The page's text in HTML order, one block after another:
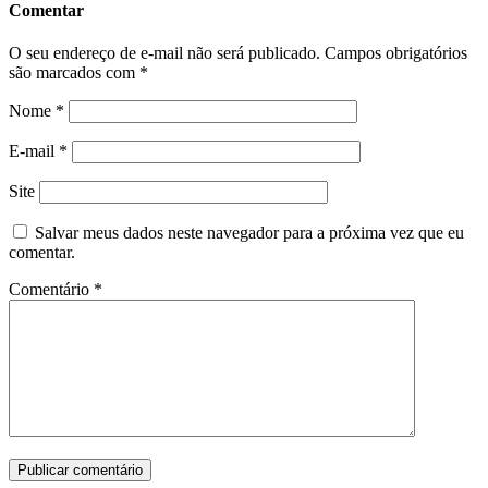
Comentar
O seu endereço de e-mail não será publicado. Campos obrigatórios
são marcados com *
Nome *
E-mail *
Site
Salvar meus dados neste navegador para a próxima vez que eu
comentar.
Comentário *